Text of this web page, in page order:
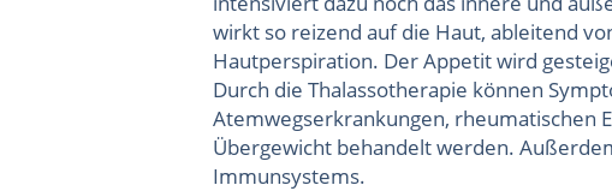
wirkt so reizend auf die Haut, ableitend
Hautperspiration. Der Appetit wird
Durch die Thalassotherapie können
Atemwegserkrankungen, rheumatischen
Übergewicht behandelt werden.
Immunsystems.